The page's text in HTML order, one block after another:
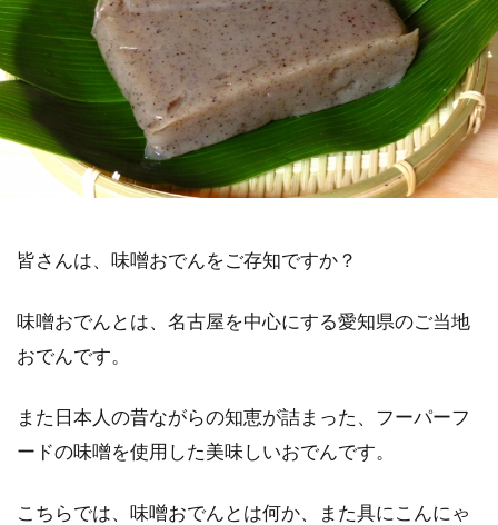
皆さんは、味噌おでんをご存知ですか？
味噌おでんとは、名古屋を中心にする愛知県のご当地
おでんです。
また日本人の昔ながらの知恵が詰まった、フーパーフ
ードの味噌を使用した美味しいおでんです。
こちらでは、味噌おでんとは何か、また具にこんにゃ